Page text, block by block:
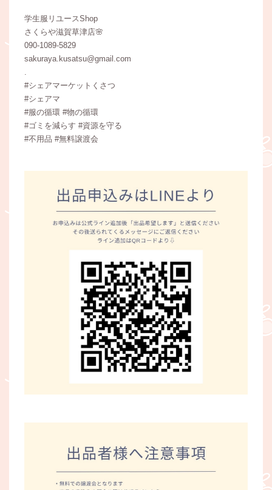
学生服リユースShop
さくらや滋賀草津店🌸
090-1089-5829
sakuraya.kusatsu@gmail.com
.
#シェアマーケットくさつ
#シェアマ
#服の循環 #物の循環
#ゴミを減らす #資源を守る
#不用品 #無料譲渡会